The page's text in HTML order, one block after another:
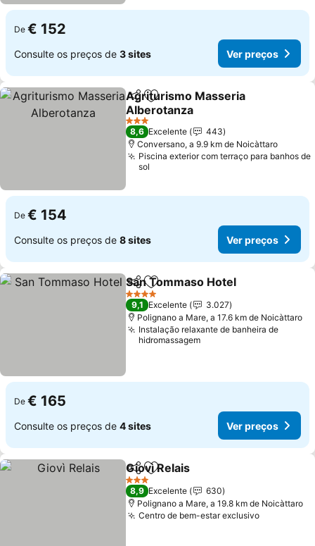
De € 152
Consulte os preços de 3 sites Ver preços
PartilharAdicionar aos favoritos
Agriturismo Masseria
Alberotanza
3 Estrelas
8,6 Excelente
443
Conversano, a 9.9 km de Noicàttaro
Piscina exterior com terraço para banhos de
sol
De € 154
Consulte os preços de 8 sites Ver preços
PartilharAdicionar aos favoritos
San Tommaso Hotel
4 Estrelas
9,1 Excelente
3.027
Polignano a Mare, a 17.6 km de Noicàttaro
Instalação relaxante de banheira de
hidromassagem
De € 165
Consulte os preços de 4 sites Ver preços
PartilharAdicionar aos favoritos
Giovì Relais
3 Estrelas
8,9 Excelente
630
Polignano a Mare, a 19.8 km de Noicàttaro
Centro de bem-estar exclusivo